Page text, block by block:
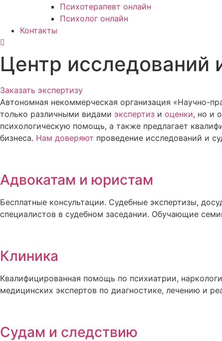
Психотерапевт онлайн
Психолог онлайн
Контакты
Центр исследований
Заказать экспертизу
Автономная некоммерческая организация «Научно-
только различными видами экспертиз и оценки, но и
психологическую помощь, а также предлагает
бизнеса. Нам доверяют проведение исследований и
Адвокатам и юристам
Бесплатные консультации. Судебные экспертизы,
специалистов в судебном заседании. Обучающие
Клиника
Квалифицированная помощь по психиатрии,
медицинских экспертов по диагностике, лечению и
Судам и следствию